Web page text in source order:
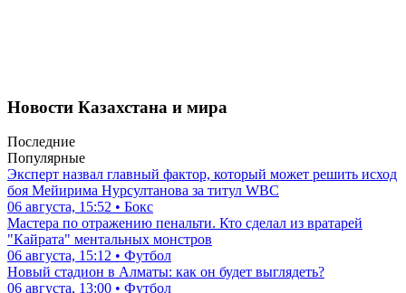
Новости Казахстана и мира
Последние
Популярные
Эксперт назвал главный фактор, который может решить исход
боя Мейирима Нурсултанова за титул WBC
06 августа, 15:52 • Бокс
Мастера по отражению пенальти. Кто сделал из вратарей
"Кайрата" ментальных монстров
06 августа, 15:12 • Футбол
Новый стадион в Алматы: как он будет выглядеть?
06 августа, 13:00 • Футбол